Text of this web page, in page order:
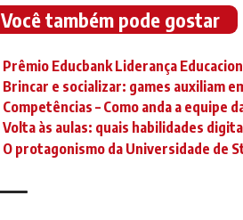
Você também pode gostar
Prêmio Educbank Liderança
Brincar e socializar: games auxiliam
Competências – Como anda a equipe
Volta às aulas: quais habilidades
O protagonismo da Universidade de